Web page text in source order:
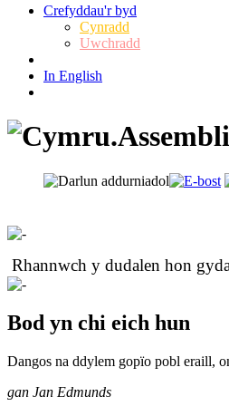
Crefyddau'r byd
Cynradd
Uwchradd
In English
Rhannwch y dudalen hon
Bod yn chi eich hun
Dangos na ddylem gopïo pobl eraill,
gan Jan Edmunds